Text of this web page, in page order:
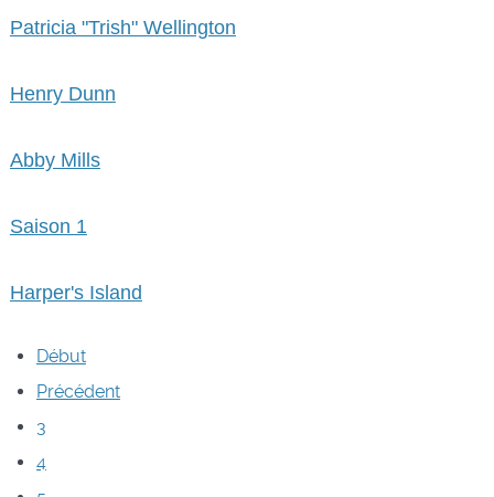
Patricia "Trish" Wellington
Henry Dunn
Abby Mills
Saison 1
Harper's Island
Début
Précédent
3
4